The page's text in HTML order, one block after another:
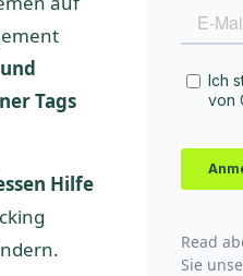
Tags
Hilfe
Read
Sie